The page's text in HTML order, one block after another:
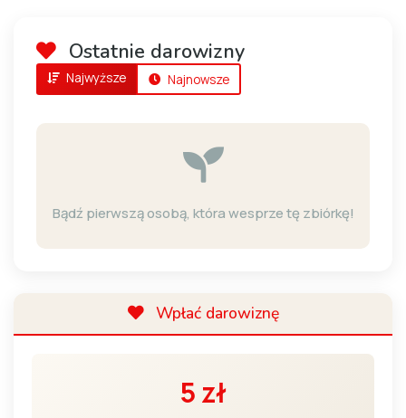
Ostatnie darowizny
Najwyższe Najnowsze
Bądź pierwszą osobą, która wesprze tę zbiórkę!
Wpłać darowiznę
5 zł